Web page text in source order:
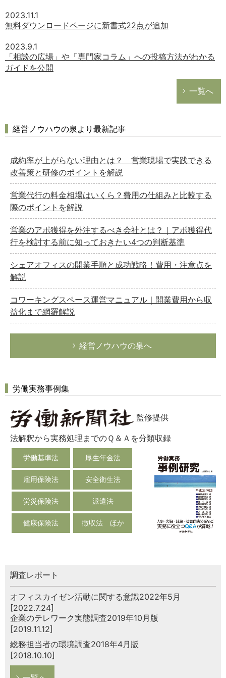
2023.11.1
無料ダウンロードページに新書式22点が追加
2023.9.1
「相談の広場」や「専門家コラム」への投稿方法がわかる
ガイドを公開
一覧へ
経営ノウハウの泉より最新記事
成約率が上がらない理由とは？ 営業現場で実践できる
改善策と研修のポイントを解説
営業代行の料金相場はいくら？費用の仕組みと比較する
際のポイントを解説
営業のアポ獲得を外注するべき会社とは？｜アポ獲得代
行を検討する前に知っておきたい4つの判断基準
シェアオフィスの開業手順と成功戦略！費用・注意点を
解説
コワーキングスペース運営マニュアル｜開業費用から収
益化まで網羅解説
経営ノウハウの泉へ
労働実務事例集
監修提供
法解釈から実務処理までのＱ＆Ａを分類収録
労働基準法 厚生年金法
雇用保険法 安全衛生法
労災保険法 派遣法
健康保険法 徴収法 ほか
調査レポート
オフィスカイゼン活動に関する意識2022年5月
[2022.7.24]
企業のテレワーク実態調査2019年10月版
[2019.11.12]
総務担当者の環境調査2018年4月版
[2018.10.10]